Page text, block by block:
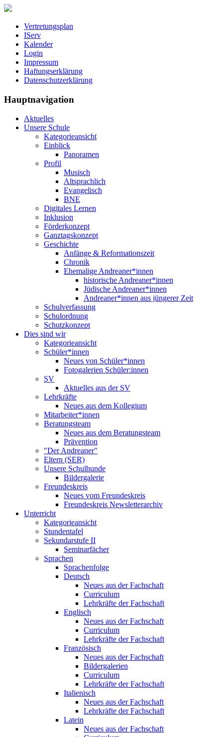
Vertretungsplan
IServ
Kalender
Login
Impressum
Haftungserklärung
Datenschutzerklärung
Hauptnavigation
Aktuelles
Unsere Schule
Kategorieansicht
Einblick
Panoramen
Profil
Musisch
Altsprachlich
Evangelisch
BNE
Digitales Lernen
Inklusion
Förderkonzept
Ganztagskonzept
Geschichte
Anfänge & Reformationszeit
Chronik
Ehemalige Andreaner*innen
historische Andreaner*innen
Jüdische Andreaner*innen
Andreaner*innen aus jüngerer Zeit
Schulverfassung
Schulordnung
Schutzkonzept
Dies sind wir
Kategorieansicht
Schüler*innen
Neues von Schüler*innen
Fotogalerien Schüler:innen
SV
Aktuelles aus der SV
Lehrkräfte
Neues aus dem Kollegium
Mitarbeiter*innen
Beratungsteam
Neues aus dem Beratungsteam
Prävention
"Der Andreaner"
Eltern (SER)
Unsere Schulhunde
Bildergalerie
Freundeskreis
Neues vom Freundeskreis
Freundeskreis Newsletterarchiv
Unterricht
Kategorieansicht
Stundentafel
Sekundarstufe II
Seminarfächer
Sprachen
Sprachenfolge
Deutsch
Neues aus der Fachschaft
Curriculum
Lehrkräfte der Fachschaft
Englisch
Neues aus der Fachschaft
Curriculum
Lehrkräfte der Fachschaft
Französisch
Neues aus der Fachschaft
Bildergalerien
Curriculum
Lehrkräfte der Fachschaft
Italienisch
Neues aus der Fachschaft
Lehrkräfte der Fachschaft
Latein
Neues aus der Fachschaft